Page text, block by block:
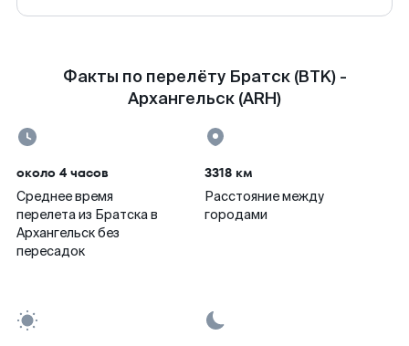
Факты по перелёту Братск (BTK) -
Архангельск (ARH)
около 4 часов
Среднее время
перелета из Братска в
Архангельск без
пересадок
3318 км
Расстояние между
городами